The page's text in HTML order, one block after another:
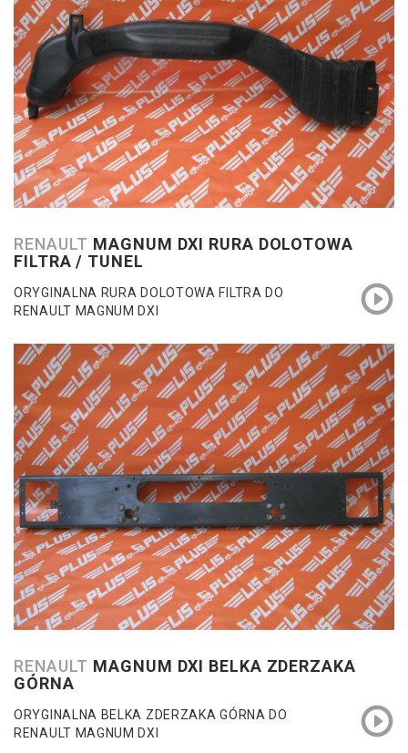
RENAULT MAGNUM DXI RURA DOLOTOWA
FILTRA / TUNEL
ORYGINALNA RURA DOLOTOWA FILTRA DO
RENAULT MAGNUM DXI
RENAULT MAGNUM DXI BELKA ZDERZAKA
GÓRNA
ORYGINALNA BELKA ZDERZAKA GÓRNA DO
RENAULT MAGNUM DXI